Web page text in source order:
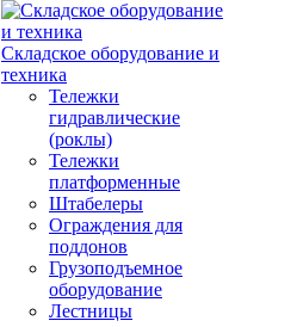
Складское оборудование и
техника
Тележки
гидравлические
(роклы)
Тележки
платформенные
Штабелеры
Ограждения для
поддонов
Грузоподъемное
оборудование
Лестницы